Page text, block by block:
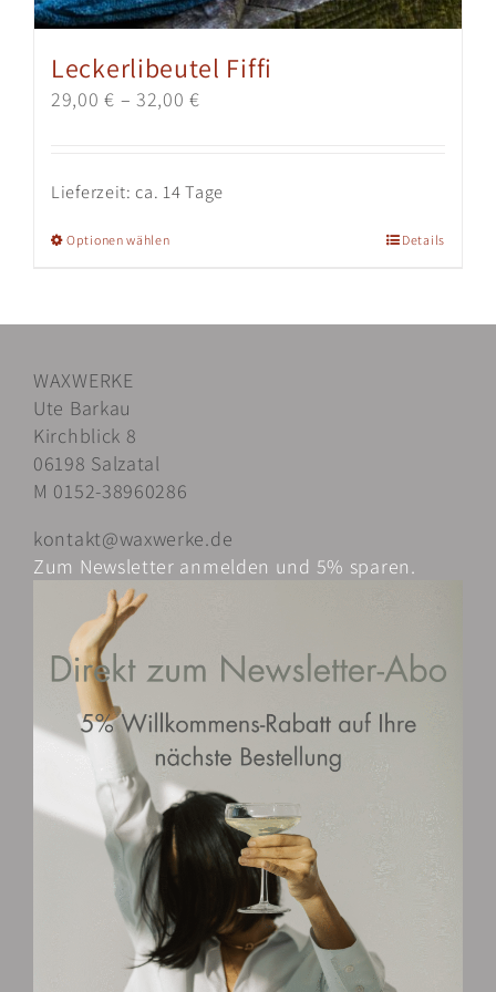
werden
Leckerlibeutel Fiffi
29,00€ –32,00€
Lieferzeit:ca. 14 Tage
Optionen wählenDieses
mehrere
auf
Produktseite
gewählt
Details
WAXWERKE
Ute Barkau
Kirchblick 8
06198 Salzatal
M 0152-38960286
kontakt@waxwerke.de
Zum Newsletter anmelden und 5% sparen.